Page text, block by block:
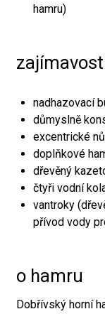
hamru)
nadhazovací
důmyslně
excentrické
doplňkové
dřevěný
čtyři vodní
vantroky
přívod vody
o hamru
Dobřívský horní